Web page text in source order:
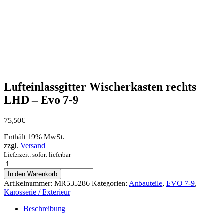
Lufteinlassgitter Wischerkasten rechts
LHD – Evo 7-9
75,50€
Enthält 19% MwSt.
zzgl. Versand
Lieferzeit: sofort lieferbar
Lufteinlassgitter
Wischerkasten
rechts
LHD
-
Evo
In den Warenkorb
Artikelnummer: MR533286 Kategorien: Anbauteile, EVO 7-9,
Karosserie / Exterieur
Beschreibung